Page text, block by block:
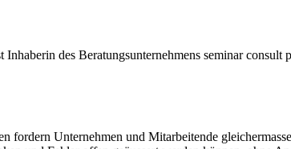
des Beratungsunternehmens seminar consult
Unternehmen und Mitarbeitende